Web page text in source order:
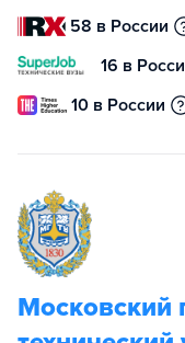
58 в России
16 в
10 в России
Московский